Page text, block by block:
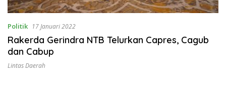
Politik 17 Januari 2022
Rakerda Gerindra NTB Telurkan Capres, Cagub
dan Cabup
Lintas Daerah